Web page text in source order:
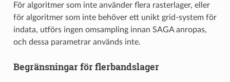
För algoritmer som inte använder flera rasterlager, eller
för algoritmer som inte behöver ett unikt grid-system för
indata, utförs ingen omsampling innan SAGA anropas,
och dessa parametrar används inte.
Begränsningar för flerbandslager